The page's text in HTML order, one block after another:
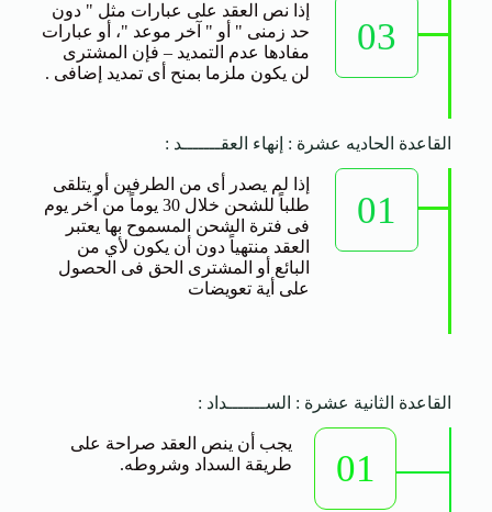
03
إذا نص العقد على عبارات مثل " دون
حد زمنى " أو " آخر موعد "، أو عبارات
مفادها عدم التمديد – فإن المشترى
لن يكون ملزما بمنح أى تمديد إضافى .
القاعدة الحاديه عشرة : إنهاء العقـــــــد :
01
إذا لم يصدر أى من الطرفين أو يتلقى
طلباً للشحن خلال 30 يوماً من آخر يوم
فى فترة الشحن المسموح بها يعتبر
العقد منتهياً دون أن يكون لأي من
البائع أو المشترى الحق فى الحصول
على أية تعويضات
القاعدة الثانية عشرة : الســـــــداد :
01
يجب أن ينص العقد صراحة على
طريقة السداد وشروطه.